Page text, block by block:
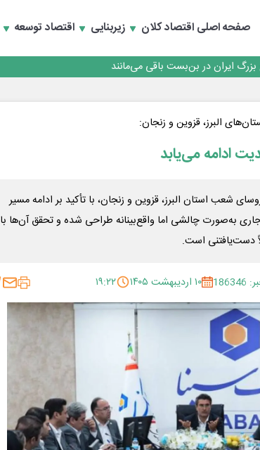
صفحه اصلیاقتصاد کلان زیربنایی اقتصاد توسعه
ایران در بن‌بست باقی می‌مانند
سوخت روی آوردند!
فصلی شد؟
البرز، قزوین و زنجان:
ادامه می‌یابد
شعب استان البرز، قزوین و زنجان، با تأکید بر ادامه مسیر
به‌صورت چالشی اما واقع‌بینانه طراحی شده و تحقق آن‌ها با
دست‌یافتنی است.
۱۰ اردیبهشت ۱۴۰۵ ۱۹:۲۲